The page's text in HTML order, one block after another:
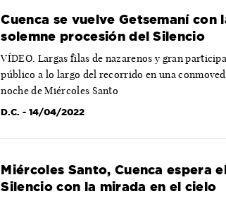
Cuenca se vuelve Getsemaní con
solemne procesión del Silencio
VÍDEO. Largas filas de nazarenos y gran
público a lo largo del recorrido en una
noche de Miércoles Santo
D.C. - 14/04/2022
Miércoles Santo, Cuenca espera
Silencio con la mirada en el cielo